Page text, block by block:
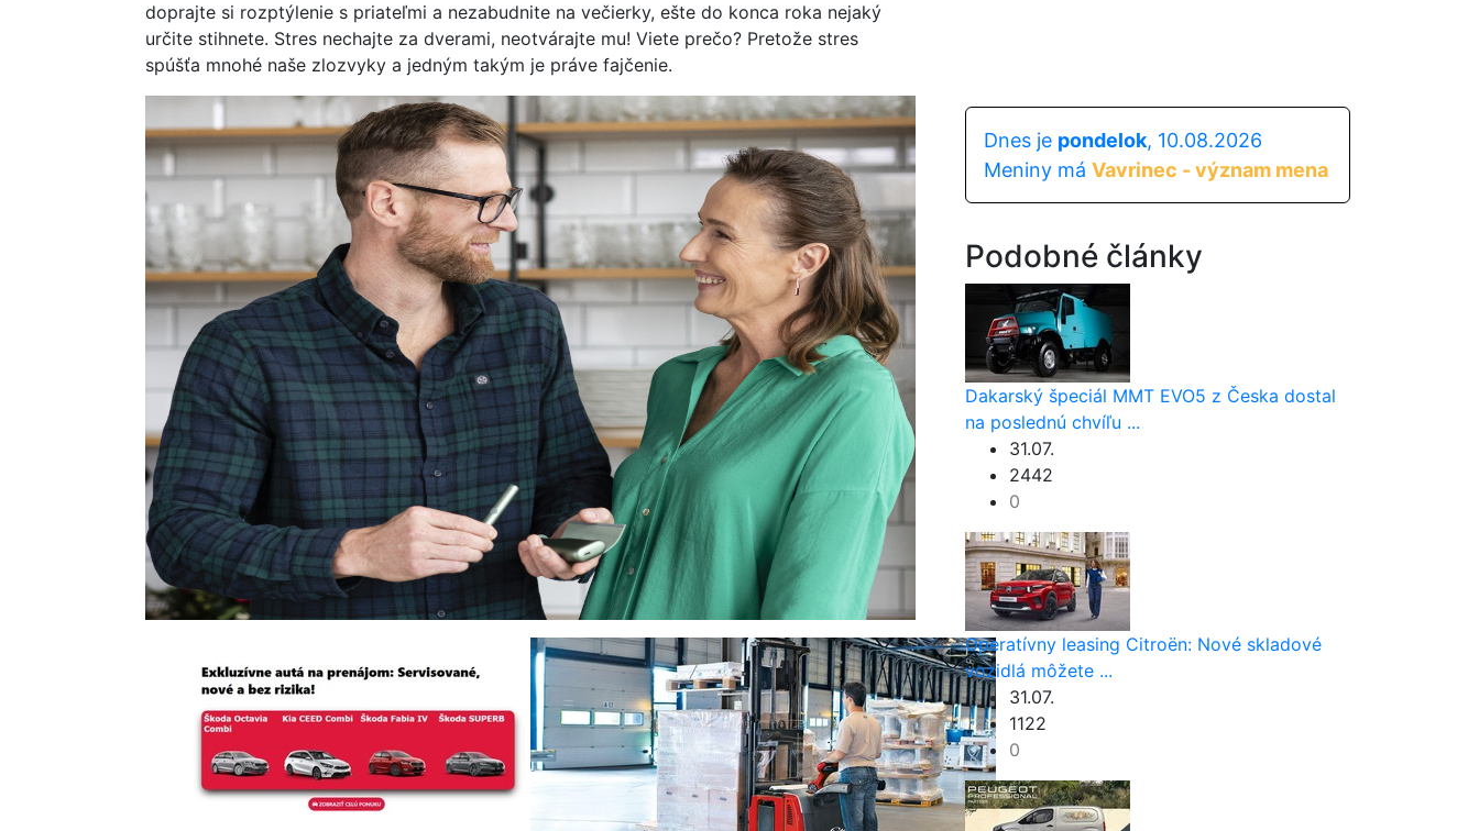
doprajte si rozptýlenie s priateľmi a nezabudnite na večierky, ešte do konca roka nejaký
určite stihnete. Stres nechajte za dverami, neotvárajte mu! Viete prečo? Pretože stres
spúšťa mnohé naše zlozvyky a jedným takým je práve fajčenie.
Dnes je pondelok, 10.08.2026
Meniny má Vavrinec - význam mena
Podobné články
Dakarský špeciál MMT EVO5 z Česka dostal
na poslednú chvíľu ...
31.07.
2442
0
Operatívny leasing Citroën: Nové skladové
vozidlá môžete ...
31.07.
1122
0